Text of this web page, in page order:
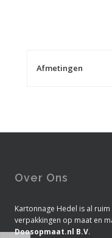
Afmetingen
Over Ons
Kartonnage Hedel is al
verpakkingen op maat en
Doosopmaat.nl B.V.